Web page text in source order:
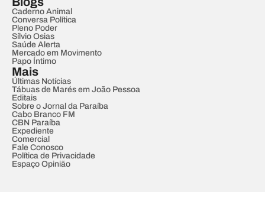
Caderno Animal
Conversa Política
Pleno Poder
Sílvio Osias
Saúde Alerta
Mercado em Movimento
Papo Íntimo
Mais
Últimas Notícias
Tábuas de Marés em João Pessoa
Editais
Sobre o Jornal da Paraíba
Cabo Branco FM
CBN Paraíba
Expediente
Comercial
Fale Conosco
Política de Privacidade
Espaço Opinião